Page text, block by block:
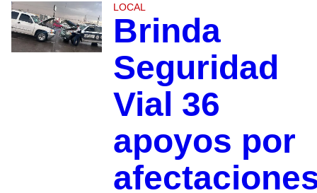
LOCAL
Brinda
Seguridad
Vial 36
apoyos por